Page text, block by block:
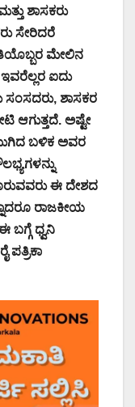
ಶಾಸಕರು
ಸೇರಿದರೆ
ಮೇಲಿನ
ಐದು
ಶಾಸಕರ
ಆಗುತ್ತದೆ. ಅಷ್ಟೇ
ಬಳಿಕ ಅವರ
ಈ ದೇಶದ
ರಾಜಕೀಯ
ಬಗ್ಗೆ ಧ್ವನಿ
ಪತ್ರಿಕಾ